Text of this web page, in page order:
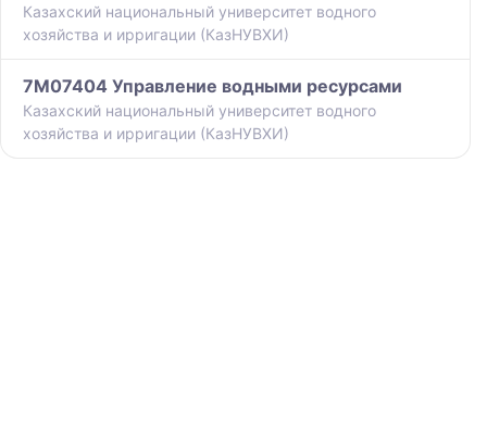
Казахский национальный университет водного
хозяйства и ирригации (КазНУВХИ)
7M07404 Управление водными ресурсами
Казахский национальный университет водного
хозяйства и ирригации (КазНУВХИ)